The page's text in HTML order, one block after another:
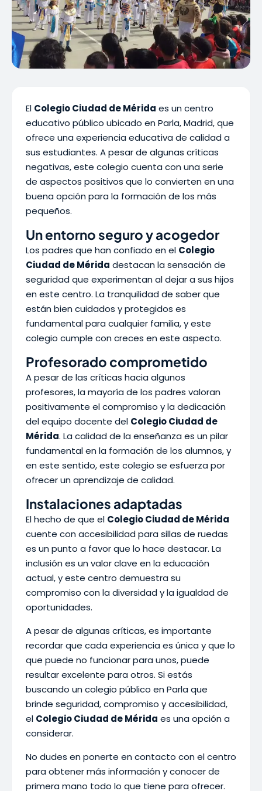
El Colegio Ciudad de Mérida es un centro
educativo público ubicado en Parla, Madrid, que
ofrece una experiencia educativa de calidad a
sus estudiantes. A pesar de algunas críticas
negativas, este colegio cuenta con una serie
de aspectos positivos que lo convierten en una
buena opción para la formación de los más
pequeños.
Un entorno seguro y acogedor
Los padres que han confiado en el Colegio
Ciudad de Mérida destacan la sensación de
seguridad que experimentan al dejar a sus hijos
en este centro. La tranquilidad de saber que
están bien cuidados y protegidos es
fundamental para cualquier familia, y este
colegio cumple con creces en este aspecto.
Profesorado comprometido
A pesar de las críticas hacia algunos
profesores, la mayoría de los padres valoran
positivamente el compromiso y la dedicación
del equipo docente del Colegio Ciudad de
Mérida. La calidad de la enseñanza es un pilar
fundamental en la formación de los alumnos, y
en este sentido, este colegio se esfuerza por
ofrecer un aprendizaje de calidad.
Instalaciones adaptadas
El hecho de que el Colegio Ciudad de Mérida
cuente con accesibilidad para sillas de ruedas
es un punto a favor que lo hace destacar. La
inclusión es un valor clave en la educación
actual, y este centro demuestra su
compromiso con la diversidad y la igualdad de
oportunidades.
A pesar de algunas críticas, es importante
recordar que cada experiencia es única y que lo
que puede no funcionar para unos, puede
resultar excelente para otros. Si estás
buscando un colegio público en Parla que
brinde seguridad, compromiso y accesibilidad,
el Colegio Ciudad de Mérida es una opción a
considerar.
No dudes en ponerte en contacto con el centro
para obtener más información y conocer de
primera mano todo lo que tiene para ofrecer.